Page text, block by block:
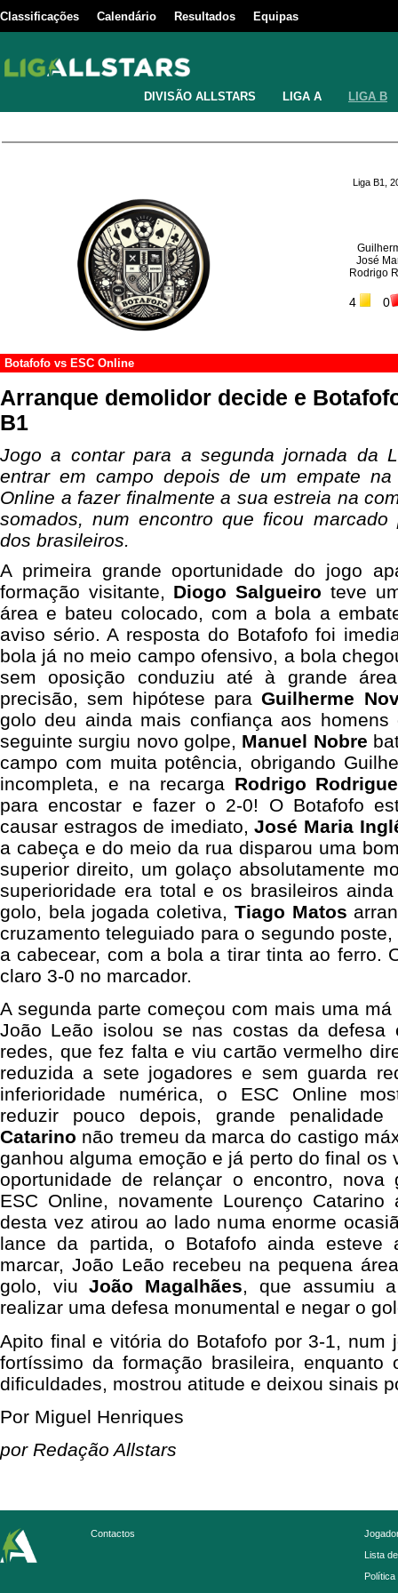
Classificações Calendário Resultados Equipas
DIVISÃO ALLSTARS LIGA A LIGA B
Liga B1,
José
Rodrigo
4 0
Botafofo vs ESC Online
Arranque demolidor decide e
B1
Jogo a contar para a segunda jornada da
entrar em campo depois de um empate
Online a fazer finalmente a sua estreia na
somados, num encontro que ficou
dos brasileiros.
A primeira grande oportunidade do jogo
formação visitante, Diogo Salgueiro teve
área e bateu colocado, com a bola a
aviso sério. A resposta do Botafofo foi
bola já no meio campo ofensivo, a bola
sem oposição conduziu até à grande
precisão, sem hipótese paraGuilherme
golo deu ainda mais confiança aos
seguinte surgiu novo golpe, Manuel Nobre
campo com muita potência, obrigando
incompleta, e na recarga Rodrigo
para encostar e fazer o 2-0! O Botafofo
causar estragos de imediato,José Maria
a cabeça e do meio da rua disparou uma
superior direito, um golaço absolutamente
superioridade era total e os brasileiros
golo, bela jogada coletiva, Tiago Matos
cruzamento teleguiado para o segundo
a cabecear, com a bola a tirar tinta ao ferro.
claro 3-0 no marcador.
A segunda parte começou com mais uma
João Leão isolou se nas costas da defesa
redes, que fez falta e viu cartão vermelho
reduzida a sete jogadores e sem guarda
inferioridade numérica, o ESC Online
reduzir pouco depois, grande
Catarino não tremeu da marca do castigo
ganhou alguma emoção e já perto do final os
oportunidade de relançar o encontro, nova
ESC Online, novamente Lourenço
desta vez atirou ao lado numa enorme
lance da partida, o Botafofo ainda esteve
marcar, João Leão recebeu na pequena
golo, viuJoão Magalhães, que assumiu
realizar uma defesa monumental e negar o
Apito final e vitória do Botafofo por 3-1, num
fortíssimo da formação brasileira, enquanto
dificuldades, mostrou atitude e deixou sinais
Por Miguel Henriques
por Redação Allstars
Contactos
Lista